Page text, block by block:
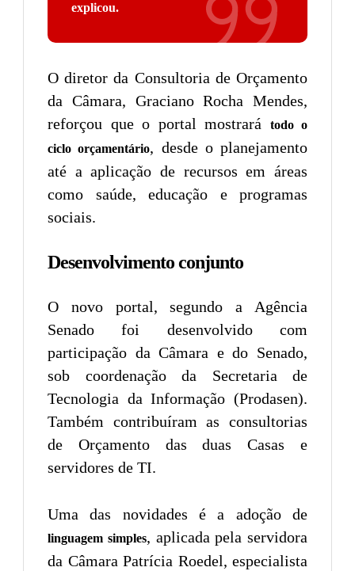
explicou.
O diretor da Consultoria de Orçamento
da Câmara, Graciano Rocha Mendes,
reforçou que o portal mostrará
todo o
ciclo orçamentário, desde o planejamento
até a aplicação de recursos em áreas
como saúde, educação e programas
sociais.
Desenvolvimento conjunto
O novo portal, segundo a Agência
Senado foi desenvolvido com
participação da Câmara e do Senado,
sob coordenação da Secretaria de
Tecnologia da Informação (Prodasen).
Também contribuíram as consultorias
de Orçamento das duas Casas e
servidores de TI.
Uma das novidades é a adoção de
linguagem simples, aplicada pela servidora
da Câmara Patrícia Roedel, especialista